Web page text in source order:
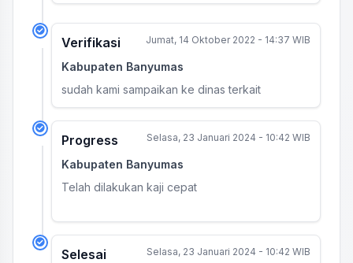
Verifikasi Jumat, 14 Oktober 2022 - 14:37 WIB
Kabupaten Banyumas
sudah kami sampaikan ke dinas terkait
Progress Selasa, 23 Januari 2024 - 10:42 WIB
Kabupaten Banyumas
Telah dilakukan kaji cepat
Selesai Selasa, 23 Januari 2024 - 10:42 WIB